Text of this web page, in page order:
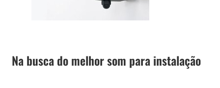
Na busca do melhor som para instalação